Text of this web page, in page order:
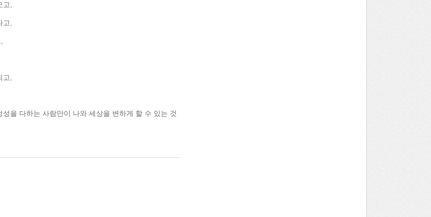
고,
고,
,
을 다하는 사람만이 나와 세상을 변하게 할 수 있는 것